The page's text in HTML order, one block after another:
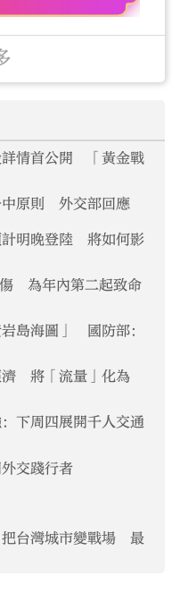
詳情首公開 「黃金戰
中原則 外交部回應
計明晚登陸 將如何影
為年內第二起致命
岩島海圖」 國防部：
濟 將「流量」化為
下周四展開千人交通
交踐行者
把台灣城市變戰場 最